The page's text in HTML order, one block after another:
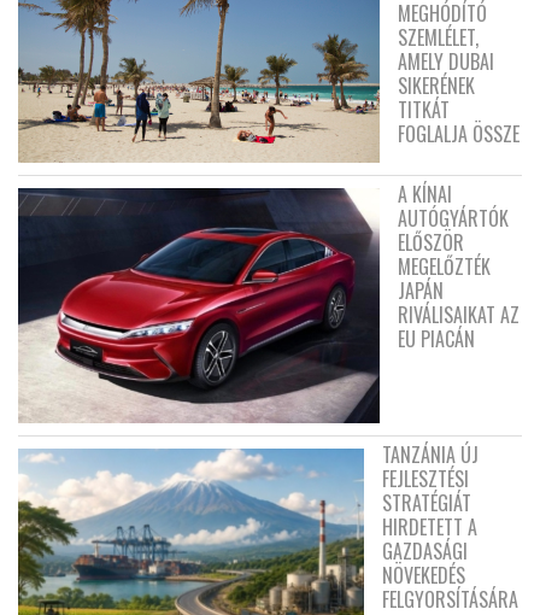
MEGHÓDÍTÓ
SZEMLÉLET,
AMELY DUBAI
SIKERÉNEK
TITKÁT
FOGLALJA ÖSSZE
A KÍNAI
AUTÓGYÁRTÓK
ELŐSZÖR
MEGELŐZTÉK
JAPÁN
RIVÁLISAIKAT AZ
EU PIACÁN
TANZÁNIA ÚJ
FEJLESZTÉSI
STRATÉGIÁT
HIRDETETT A
GAZDASÁGI
NÖVEKEDÉS
FELGYORSÍTÁSÁRA